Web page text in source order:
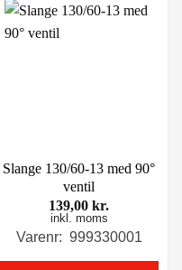
Slange 130/60-13 med 90°
ventil
139,00 kr.
inkl. moms
Varenr: 999330001